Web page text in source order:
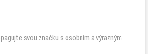
svou značku s osobním a výrazným